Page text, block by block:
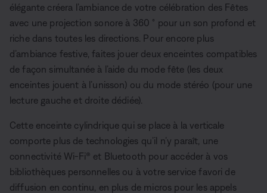
élégante créera l’ambiance de votre célébration des Fêtes
avec une projection sonore à 360 ° pour un son profond et
riche dans toutes les directions. Pour encore plus
d’ambiance festive, faites jouer deux enceintes compatibles
de façon simultanée à l’aide du mode fête (les deux
enceintes jouent à l’unisson) ou du mode stéréo (pour une
lecture gauche et droite dédiée).
Cette enceinte cylindrique qui se place à la verticale
comporte plus de technologies qu’il n’y paraît, une
connectivité Wi-Fi® et Bluetooth pour accéder à vos
bibliothèques personnelles ou à votre service favori de
diffusion en continu, en plus de micros pour les appels